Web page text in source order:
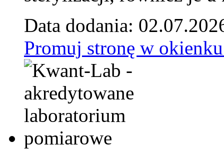
Data dodania:
Promuj stronę w